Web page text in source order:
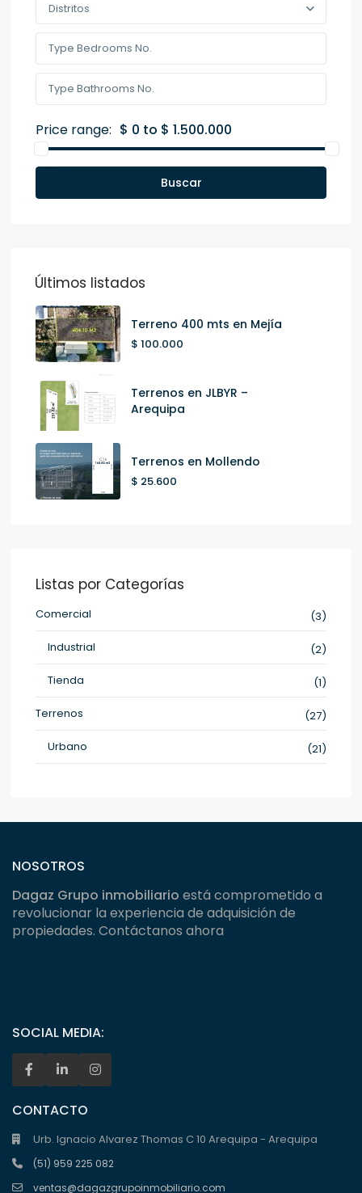
Distritos
Price range: $ 0 to $ 1.500.000
Buscar
Últimos listados
Terreno 400 mts en Mejía
$ 100.000
Terrenos en JLBYR –
Arequipa
Terrenos en Mollendo
$ 25.600
Listas por Categorías
Comercial
(3)
Industrial
(2)
Tienda
(1)
Terrenos
(27)
Urbano
(21)
NOSOTROS
Dagaz Grupo inmobiliario está comprometido a
revolucionar la experiencia de adquisición de
propiedades. Contáctanos ahora
SOCIAL MEDIA:
CONTACTO
Urb. Ignacio Alvarez Thomas C 10 Arequipa - Arequipa
(51) 959 225 082
ventas@dagazgrupoinmobiliario.com